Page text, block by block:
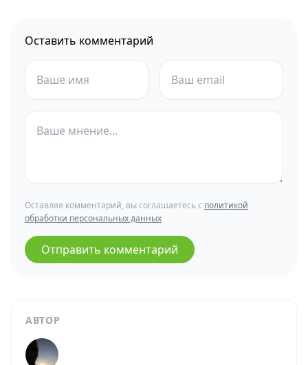
АВТОР
Оставить комментарий
Оставляя комментарий, вы соглашаетесь с политикой
обработки персональных данных
Отправить комментарий